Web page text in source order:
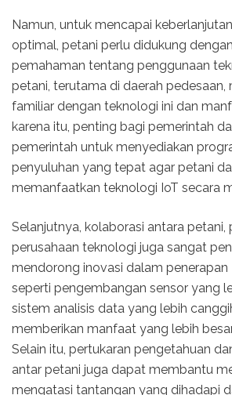
Namun, untuk mencapai
optimal, petani perlu didukung
pemahaman tentang penggunaan
petani, terutama di daerah pedesaan,
familiar dengan teknologi ini dan
karena itu, penting bagi pemerintah
pemerintah untuk menyediakan
penyuluhan yang tepat agar petani
memanfaatkan teknologi IoT secara
Selanjutnya, kolaborasi antara petani,
perusahaan teknologi juga sangat
mendorong inovasi dalam penerapan
seperti pengembangan sensor yang
sistem analisis data yang lebih
memberikan manfaat yang lebih
Selain itu, pertukaran pengetahuan
antar petani juga dapat membantu
mengatasi tantangan yang dihadapi